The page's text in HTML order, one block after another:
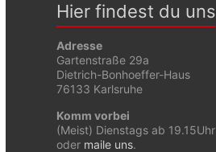
Hier findest du uns
Adresse
Gartenstraße 29a
Dietrich-Bonhoeffer-Haus
76133 Karlsruhe
Komm vorbei
(Meist) Dienstags ab 19.15Uhr
oder maile uns.